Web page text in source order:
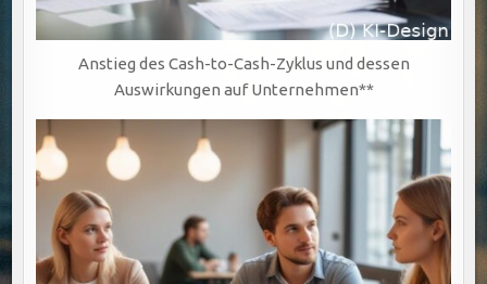
Anstieg des Cash-to-Cash-Zyklus und dessen
Auswirkungen auf Unternehmen**